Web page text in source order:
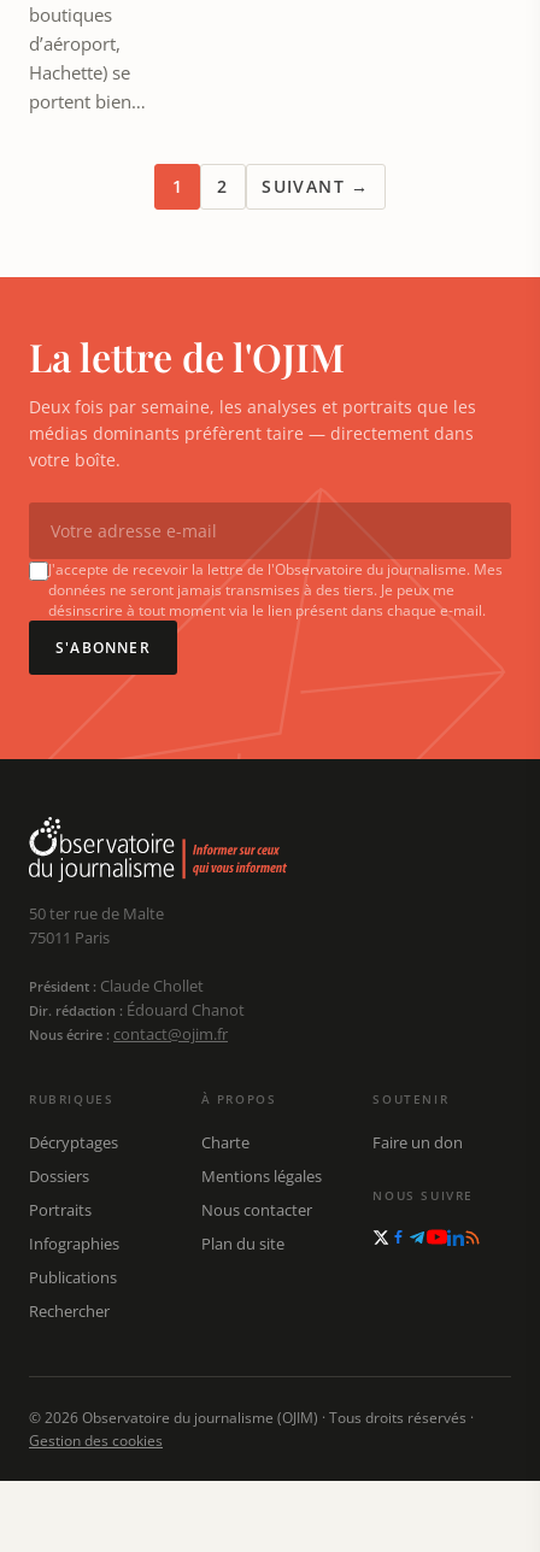
boutiques
d’aéroport,
Hachette) se
portent bien…
1 2 SUIVANT →
La lettre de l'OJIM
Deux fois par semaine, les analyses et portraits que les
médias dominants préfèrent taire — directement dans
votre boîte.
J'accepte de recevoir la lettre de l'Observatoire du journalisme. Mes
données ne seront jamais transmises à des tiers. Je peux me
désinscrire à tout moment via le lien présent dans chaque e-mail.
S'ABONNER
50 ter rue de Malte
75011 Paris
Président : Claude Chollet
Dir. rédaction : Édouard Chanot
Nous écrire : contact@ojim.fr
RUBRIQUES
Décryptages
Dossiers
Portraits
Infographies
Publications
Rechercher
À PROPOS
Charte
Mentions légales
Nous contacter
Plan du site
SOUTENIR
Faire un don
NOUS SUIVRE
© 2026 Observatoire du journalisme (OJIM) · Tous droits réservés ·
Gestion des cookies